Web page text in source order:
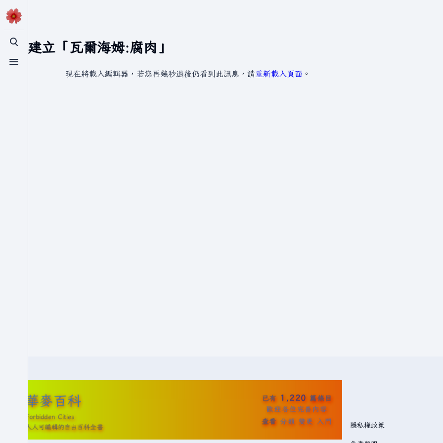
切換搜尋
切換選單
正在建立「瓦爾海姆:腐肉」
現在將載入編輯器，若您再幾秒過後仍看到此訊息，請重新載入頁面 。
華麥百科
Forbidden Cities
人人可編輯的自由百科全書
已有 1,220 篇條目
歡迎各位完善內容
查看 分類 變更 入門 隱私權政策